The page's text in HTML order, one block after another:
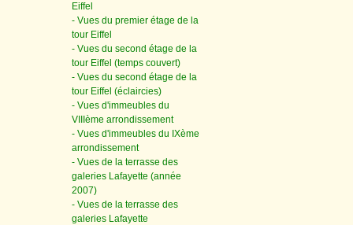
Eiffel
- Vues du premier étage de la
tour Eiffel
- Vues du second étage de la
tour Eiffel (temps couvert)
- Vues du second étage de la
tour Eiffel (éclaircies)
- Vues d'immeubles du
VIIIème arrondissement
- Vues d'immeubles du IXème
arrondissement
- Vues de la terrasse des
galeries Lafayette (année
2007)
- Vues de la terrasse des
galeries Lafayette